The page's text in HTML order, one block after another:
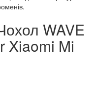
WAVE
Xiaomi Mi